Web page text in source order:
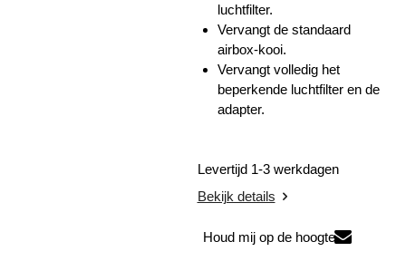
luchtfilter.
Vervangt de standaard
airbox-kooi.
Vervangt volledig het
beperkende luchtfilter en de
adapter.
Levertijd 1-3 werkdagen
Bekijk details
Houd mij op de hoogte